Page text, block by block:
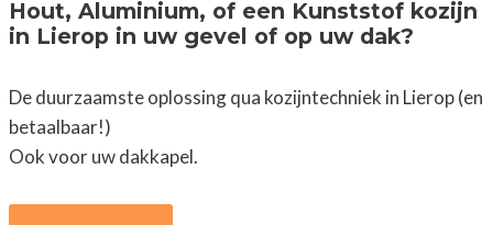
Hout, Aluminium, of een Kunststof kozijn
in Lierop in uw gevel of op uw dak?
De duurzaamste oplossing qua kozijntechniek in Lierop (en
betaalbaar!)
Ook voor uw dakkapel.